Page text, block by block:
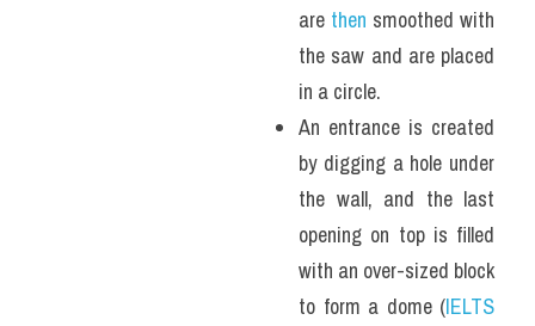
are then smoothed with
the saw and are placed
in a circle.
An entrance is created
by digging a hole under
the wall, and the last
opening on top is filled
with an over-sized block
to form a dome (IELTS